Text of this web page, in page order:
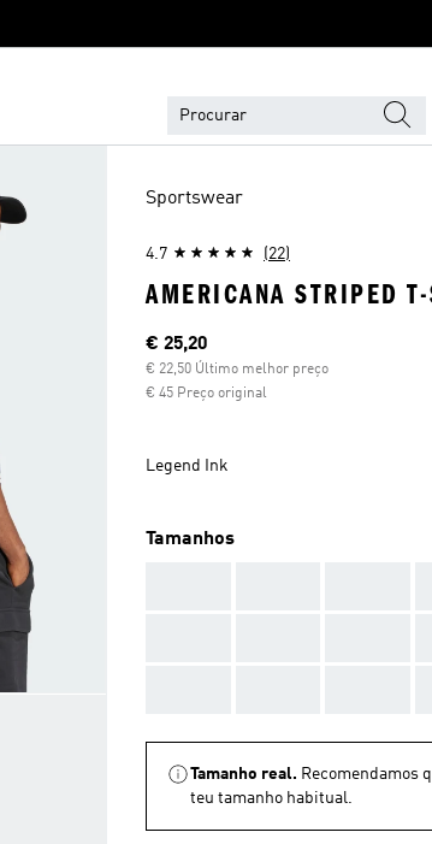
Sportswear
4.7 (22)
AMERICANA STRIPED
Preço atual
€ 25,20
€ 22,50 Último melhor preço
€ 45 Preço original
Legend Ink
Tamanhos
Tamanho real. Recomendamos
teu tamanho habitual.